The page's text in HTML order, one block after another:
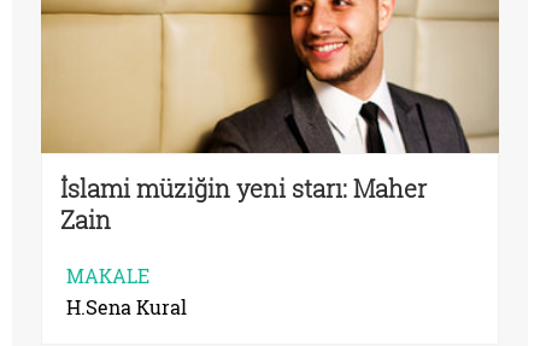
İslami müziğin yeni starı: Maher
Zain
MAKALE
H.Sena Kural